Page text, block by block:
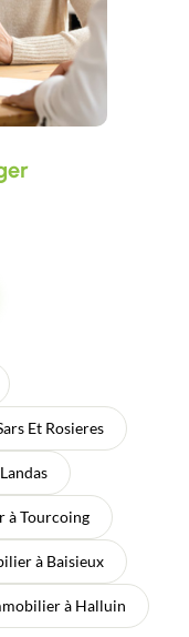
Et Rosieres
à Tourcoing
à Baisieux
à Halluin